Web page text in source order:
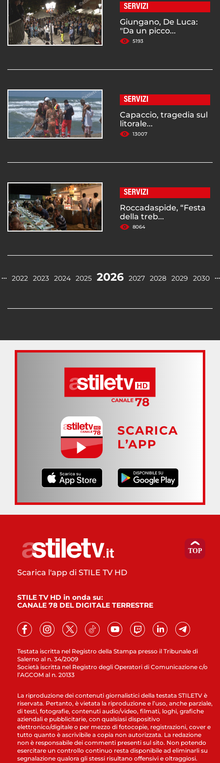
SERVIZI
Giungano, De Luca:
"Da un picco...
5193
SERVIZI
Capaccio, tragedia sul
litorale...
13007
SERVIZI
Roccadaspide, “Festa
della treb...
8064
… 2022 2023 2024 2025 2026 2027 2028 2029 2030 …
SCARICA
L’APP
Testata iscritta nel Registro della Stampa presso il Tribunale di
Salerno al n. 34/2009
Società iscritta nel Registro degli Operatori di Comunicazione c/o
l’AGCOM al n. 20133
Scarica l'app di STILE TV HD
STILE TV HD in onda su:
CANALE 78 DEL DIGITALE TERRESTRE
La riproduzione dei contenuti giornalistici della testata STILETV è
riservata. Pertanto, è vietata la riproduzione e l’uso, anche parziale,
di testi, fotografie, contenuti audio/video, filmati, loghi, grafiche
aziendali e pubblicitarie, con qualsiasi dispositivo
elettronico/digitale o per mezzo di fotocopie, registrazioni, cover e
tutto quanto è ascrivibile a copia non autorizzata. La redazione
non è responsabile dei commenti presenti sul sito. Non potendo
esercitare un controllo continuo resta disponibile ad eliminarli su
segnalazione qualora gli stessi risultano offensivi e oltraggiosi.